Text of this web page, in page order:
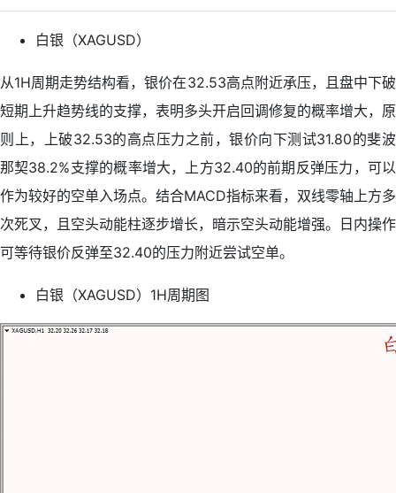
白银（XAGUSD）
从1H周期走势结构看，银价在32.53高点附近承压，且盘中下破
短期上升趋势线的支撑，表明多头开启回调修复的概率增大，原
则上，上破32.53的高点压力之前，银价向下测试31.80的斐波
那契38.2%支撑的概率增大，上方32.40的前期反弹压力，可以
作为较好的空单入场点。结合MACD指标来看，双线零轴上方多
次死叉，且空头动能柱逐步增长，暗示空头动能增强。日内操作
可等待银价反弹至32.40的压力附近尝试空单。
白银（XAGUSD）1H周期图